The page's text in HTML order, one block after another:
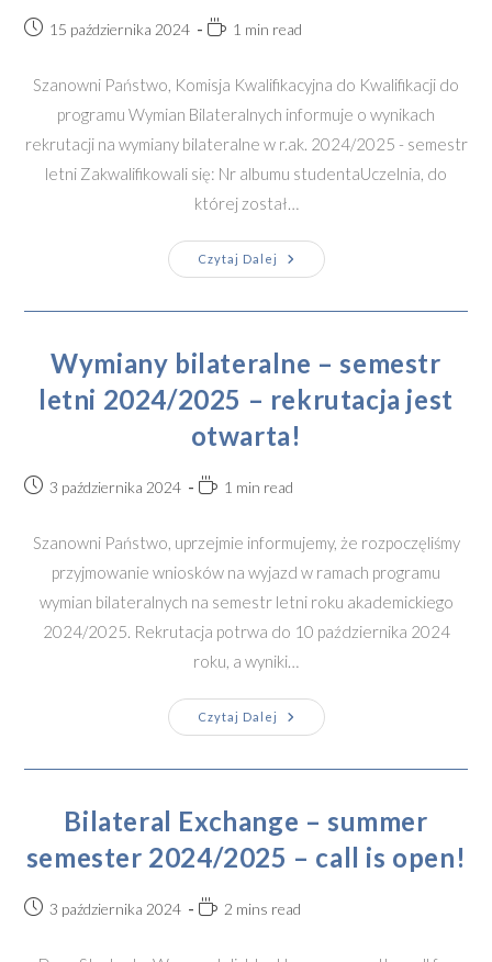
Post15 października 2024
Reading1 min read
Szanowni Państwo, Komisja Kwalifikacyjna do Kwalifikacji do
programu Wymian Bilateralnych informuje o wynikach
rekrutacji na wymiany bilateralne w r.ak. 2024/2025 - semestr
letni Zakwalifikowali się: Nr albumu studentaUczelnia, do
której został…
Czytaj Dalej
Wymiana
Bilateralna
–
Wyniki
Wymiany bilateralne – semestr
letni 2024/2025 – rekrutacja jest
otwarta!
Post3 października 2024
Reading1 min read
Szanowni Państwo, uprzejmie informujemy, że rozpoczęliśmy
przyjmowanie wniosków na wyjazd w ramach programu
wymian bilateralnych na semestr letni roku akademickiego
2024/2025. Rekrutacja potrwa do 10 października 2024
roku, a wyniki…
Czytaj Dalej
Wymiany
Bilateralne
Rekrutacja
Jest
Otwarta!
Bilateral Exchange – summer
semester 2024/2025 – call is open!
Post3 października 2024
Reading2 mins read